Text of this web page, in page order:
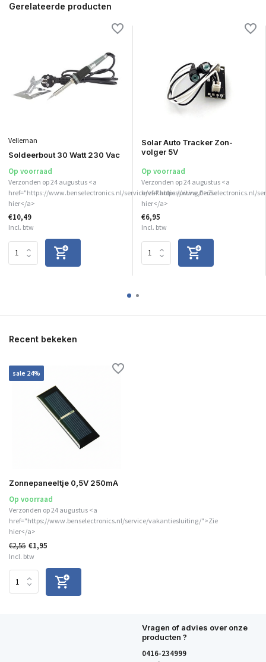
Gerelateerde producten
Velleman
Soldeerbout 30 Watt 230 Vac
Op voorraad
Verzonden op 24 augustus <a
href="https://www.benselectronics.nl/service/vakantiesluiting/">Zie
hier</a>
€10,49
Incl. btw
Solar Auto Tracker Zon-
volger 5V
Op voorraad
Verzonden op 24 augustus <a
href="https://www.benselectronics.nl/
hier</a>
€6,95
Incl. btw
Recent bekeken
sale 24%
Zonnepaneeltje 0,5V 250mA
Op voorraad
Verzonden op 24 augustus <a
href="https://www.benselectronics.nl/service/vakantiesluiting/">Zie
hier</a>
€2,55 €1,95
Incl. btw
Vragen of advies over onze
producten ?
0416-234999